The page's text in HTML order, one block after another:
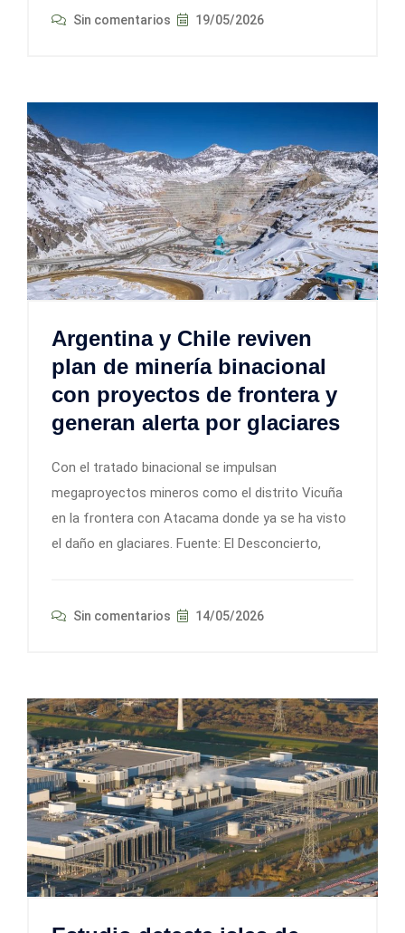
Sin comentarios 19/05/2026
Argentina y Chile reviven
plan de minería binacional
con proyectos de frontera y
generan alerta por glaciares
Con el tratado binacional se impulsan
megaproyectos mineros como el distrito Vicuña
en la frontera con Atacama donde ya se ha visto
el daño en glaciares. Fuente: El Desconcierto,
Sin comentarios 14/05/2026